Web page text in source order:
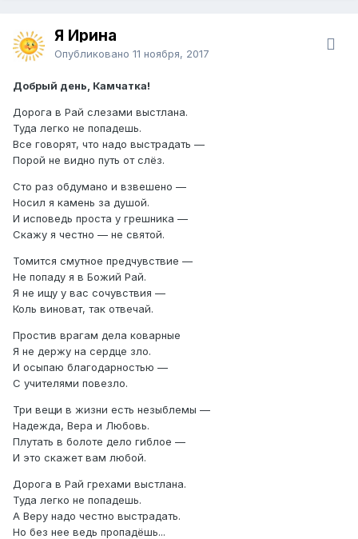
Я Ирина
Опубликовано 11 ноября, 2017
Добрый день, Камчатка!
Дорога в Рай слезами выстлана.
Туда легко не попадешь.
Все говорят, что надо выстрадать —
Порой не видно путь от слёз.
Сто раз обдумано и взвешено —
Носил я камень за душой.
И исповедь проста у грешника —
Скажу я честно — не святой.
Томится смутное предчувствие —
Не попаду я в Божий Рай.
Я не ищу у вас сочувствия —
Коль виноват, так отвечай.
Простив врагам дела коварные
Я не держу на сердце зло.
И осыпаю благодарностью —
С учителями повезло.
Три вещи в жизни есть незыблемы —
Надежда, Вера и Любовь.
Плутать в болоте дело гиблое —
И это скажет вам любой.
Дорога в Рай грехами выстлана.
Туда легко не попадешь.
А Веру надо честно выстрадать.
Но без нее ведь пропадёшь...